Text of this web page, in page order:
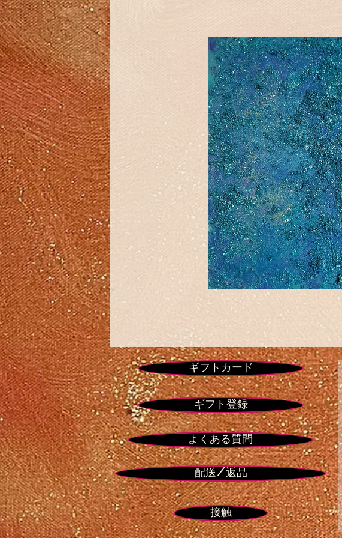
ギフトカード
ギフト登録
よくある質問
配送/返品
接触